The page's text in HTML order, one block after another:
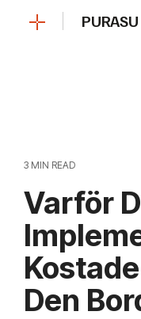
PURASU
3 MIN READ
Varför
Den